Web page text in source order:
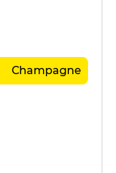
Champagne